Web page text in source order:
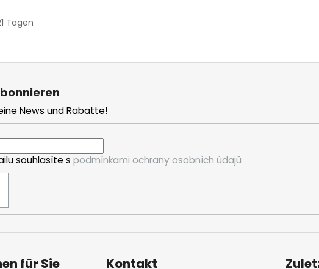
Tagen
News und Rabatte!
souhlasíte s podmínkami ochrany osobních údajů
für Sie Kontakt